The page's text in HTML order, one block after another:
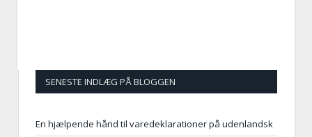
SENESTE INDLÆG PÅ BLOGGEN
En hjælpende hånd til varedeklarationer på udenlandsk